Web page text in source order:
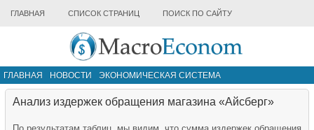
ГЛАВНАЯ СПИСОК СТРАНИЦ ПОИСК ПО САЙТУ
ГЛАВНАЯ НОВОСТИ
ЭКОНОМИЧЕСКАЯ СИСТЕМА
ИНФРАСТРУКТУРА РЫНКА
Анализ издержек обращения магазина «Айсберг»